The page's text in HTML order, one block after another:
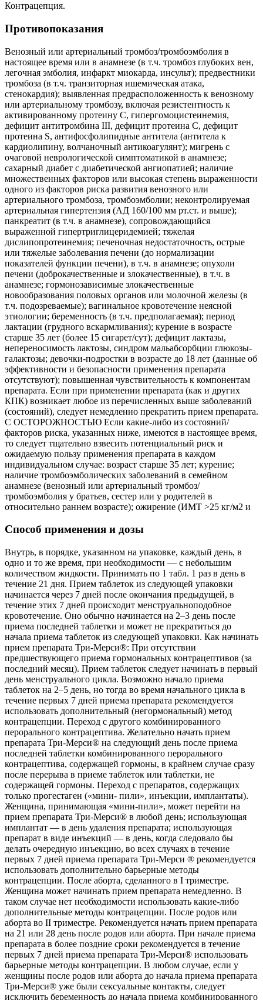
Контрацепция.
Противопоказания
Венозный или артериальный тромбоз/тромбоэмболия в
настоящее время или в анамнезе (в т.ч. тромбоз глубоких вен,
легочная эмболия, инфаркт миокарда, инсульт); предвестники
тромбоза (в т.ч. транзиторная ишемическая атака,
стенокардия); выявленная предрасположенность к венозному
или артериальному тромбозу, включая резистентность к
активированному протеину С, гипергомоцистеинемия,
дефицит антитромбина III, дефицит протеина С, дефицит
протеина S, антифосфолипидные антитела (антитела к
кардиолипину, волчаночный антикоагулянт); мигрень с
очаговой неврологической симптоматикой в анамнезе;
сахарный диабет с диабетической ангиопатией; наличие
множественных факторов или высокая степень выраженности
одного из факторов риска развития венозного или
артериального тромбоза, тромбоэмболии; неконтролируемая
артериальная гипертензия (АД 160/100 мм рт.ст. и выше);
панкреатит (в т.ч. в анамнезе), сопровождающийся
выраженной гипертриглицеридемией; тяжелая
дислипопротеинемия; печеночная недостаточность, острые
или тяжелые заболевания печени (до нормализации
показателей функции печени), в т.ч. в анамнезе; опухоли
печени (доброкачественные и злокачественные), в т.ч. в
анамнезе; гормонозависимые злокачественные
новообразования половых органов или молочной железы (в
т.ч. подозреваемые); вагинальное кровотечение неясной
этиологии; беременность (в т.ч. предполагаемая); период
лактации (грудного вскармливания); курение в возрасте
старше 35 лет (более 15 сигарет/сут); дефицит лактазы,
непереносимость лактозы, синдром мальабсорбции глюкозы-
галактозы; девочки-подростки в возрасте до 18 лет (данные об
эффективности и безопасности применения препарата
отсутствуют); повышенная чувствительность к компонентам
препарата. Если при применении препарата (как и других
КПК) возникает любое из перечисленных выше заболеваний
(состояний), следует немедленно прекратить прием препарата.
С ОСТОРОЖНОСТЬЮ Если какие-либо из состояний/
факторов риска, указанных ниже, имеются в настоящее время,
то следует тщательно взвесить потенциальный риск и
ожидаемую пользу применения препарата в каждом
индивидуальном случае: возраст старше 35 лет; курение;
наличие тромбоэмболических заболеваний в семейном
анамнезе (венозный или артериальный тромбоз/
тромбоэмболия у братьев, сестер или у родителей в
относительно раннем возрасте); ожирение (ИМТ >25 кг/м2 и
Способ применения и дозы
Внутрь, в порядке, указанном на упаковке, каждый день, в
одно и то же время, при необходимости — с небольшим
количеством жидкости. Принимать по 1 табл. 1 раз в день в
течение 21 дня. Прием таблеток из следующей упаковки
начинается через 7 дней после окончания предыдущей, в
течение этих 7 дней происходит менструальноподобное
кровотечение. Оно обычно начинается на 2–3 день после
приема последней таблетки и может не прекратиться до
начала приема таблеток из следующей упаковки. Как начинать
прием препарата Три-Мерси®: При отсутствии
предшествующего приема гормональных контрацептивов (за
последний месяц). Прием таблеток следует начинать в первый
день менструального цикла. Возможно начало приема
таблеток на 2–5 день, но тогда во время начального цикла в
течение первых 7 дней приема препарата рекомендуется
использовать дополнительный (негормональный) метод
контрацепции. Переход с другого комбинированного
перорального контрацептива. Желательно начать прием
препарата Три-Мерси® на следующий день после приема
последней таблетки комбинированного перорального
контрацептива, содержащей гормоны, в крайнем случае сразу
после перерыва в приеме таблеток или таблетки, не
содержащей гормоны. Переход с препаратов, содержащих
только прогестаген («мини- пили», инъекции, имплантаты).
Женщина, принимающая «мини-пили», может перейти на
прием препарата Три-Мерси® в любой день; использующая
имплантат — в день удаления препарата; использующая
препарат в виде инъекций — в день, когда следовало бы
делать очередную инъекцию, во всех случаях в течение
первых 7 дней приема препарата Три-Мерси ® рекомендуется
использовать дополнительно барьерные методы
контрацепции. После аборта, сделанного в I триместре.
Женщина может начинать прием препарата немедленно. В
таком случае нет необходимости использовать какие-либо
дополнительные методы контрацепции. После родов или
аборта во II триместре. Рекомендуется начать прием препарата
на 21 или 28 день после родов или аборта. При начале приема
препарата в более поздние сроки рекомендуется в течение
первых 7 дней приема препарата Три-Мерси® использовать
барьерные методы контрацепции. В любом случае, если у
женщины после родов или аборта до начала приема препарата
Три-Мерси® уже были сексуальные контакты, следует
исключить беременность до начала приема комбинированного